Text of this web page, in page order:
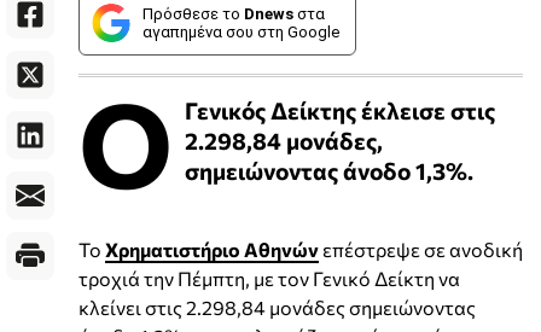
Πρόσθεσε το Dnews στα
αγαπημένα σου στη Google
Ο Γενικός Δείκτης έκλεισε στις
2.298,84 μονάδες,
σημειώνοντας άνοδο 1,3%.
Το Χρηματιστήριο Αθηνών επέστρεψε σε ανοδική
τροχιά την Πέμπτη, με τον Γενικό Δείκτη να
κλείνει στις 2.298,84 μονάδες σημειώνοντας